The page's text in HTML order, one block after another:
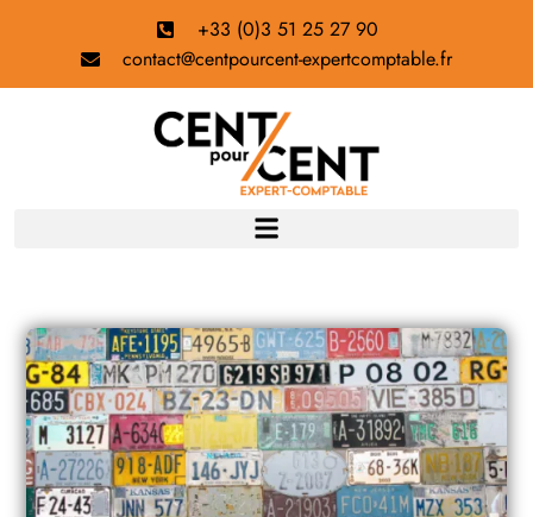
+33 (0)3 51 25 27 90
contact@centpourcent-expertcomptable.fr